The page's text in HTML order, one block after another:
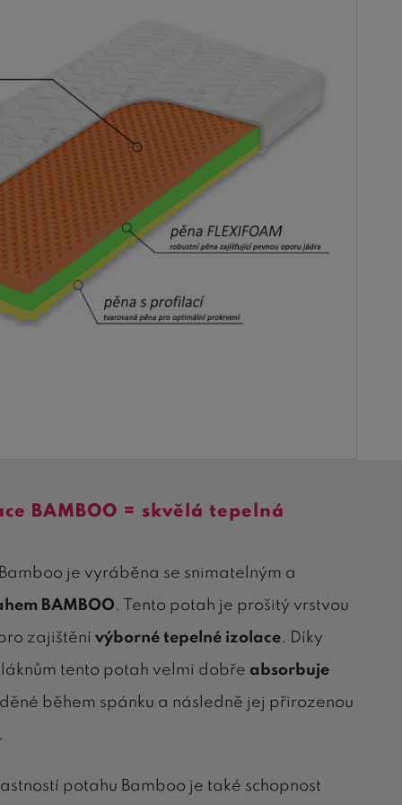
BAMBOO = skvělá tepelná
je vyráběna se snimatelným a
BAMBOO. Tento potah je prošitý vrstvou
zajištění výborné tepelné izolace. Díky
tento potah velmi dobře absorbuje
během spánku a následně jej přirozenou
potahu Bamboo je také schopnost